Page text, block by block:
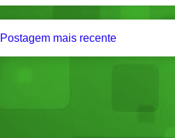
Postagem mais recente